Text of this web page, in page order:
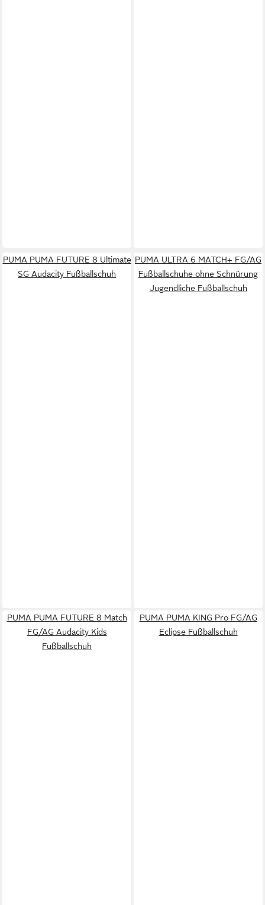
PUMA PUMA FUTURE 8 Ultimate
SG Audacity Fußballschuh
PUMA ULTRA 6 MATCH+ FG/AG
Fußballschuhe ohne Schnürung
Jugendliche Fußballschuh
PUMA PUMA FUTURE 8 Match
FG/AG Audacity Kids
Fußballschuh
PUMA PUMA KING Pro FG/AG
Eclipse Fußballschuh